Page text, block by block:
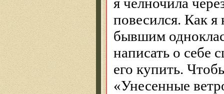
повесился. Как я
бывшим
написать о себе
его купить.
«Унесенные